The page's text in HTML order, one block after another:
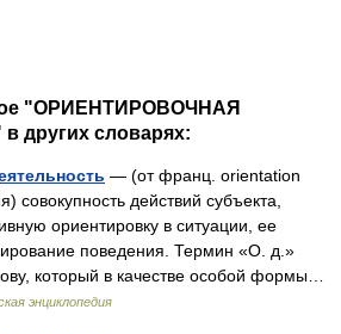
"ОРИЕНТИРОВОЧНАЯ
других словарях:
— (от франц. orientation
совокупность действий субъекта,
ориентировку в ситуации, ее
поведения. Термин «О. д.»
который в качестве особой формы…
энциклопедия